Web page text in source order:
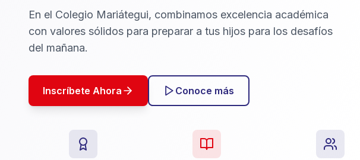
En el Colegio Mariátegui, combinamos excelencia académica
con valores sólidos para preparar a tus hijos para los desafíos
del mañana.
Inscríbete Ahora Conoce más